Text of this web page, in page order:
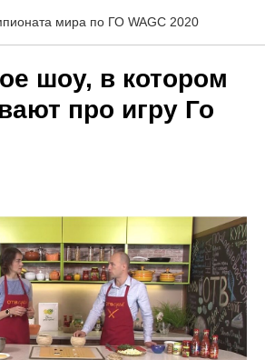
мира по ГО WAGC 2020
шоу, в котором
про игру Го